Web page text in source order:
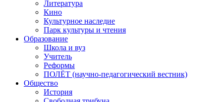
Литература
Кино
Культурное наследие
Парк культуры и чтения
Образование
Школа и вуз
Учитель
Реформы
ПОЛЁТ (научно-педагогический вестник)
Общество
История